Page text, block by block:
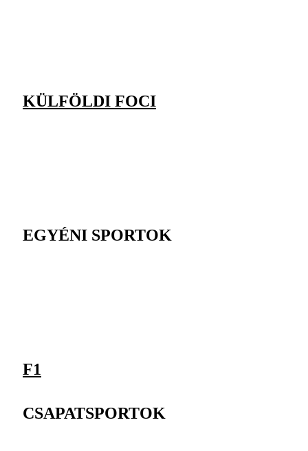
KÜLFÖLDI FOCI
EGYÉNI SPORTOK
F1
CSAPATSPORTOK